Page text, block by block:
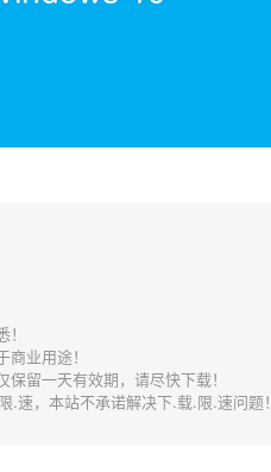
业用途！
留一天有效期，请尽快下载！
速，本站不承诺解决下.载.限.速问题！